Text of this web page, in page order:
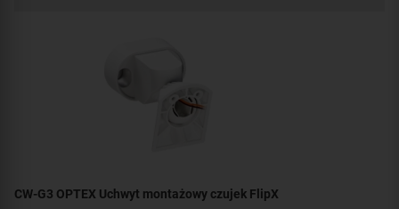
CW-G3 OPTEX Uchwyt montażowy czujek FlipX